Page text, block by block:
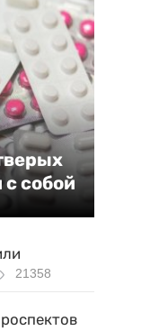
с собой
21358